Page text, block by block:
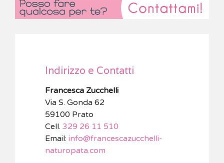
Indirizzo e Contatti
Francesca Zucchelli
Via S. Gonda 62
59100 Prato
Cell. 329 26 11 510
Email: info@francescazucchelli-
naturopata.com